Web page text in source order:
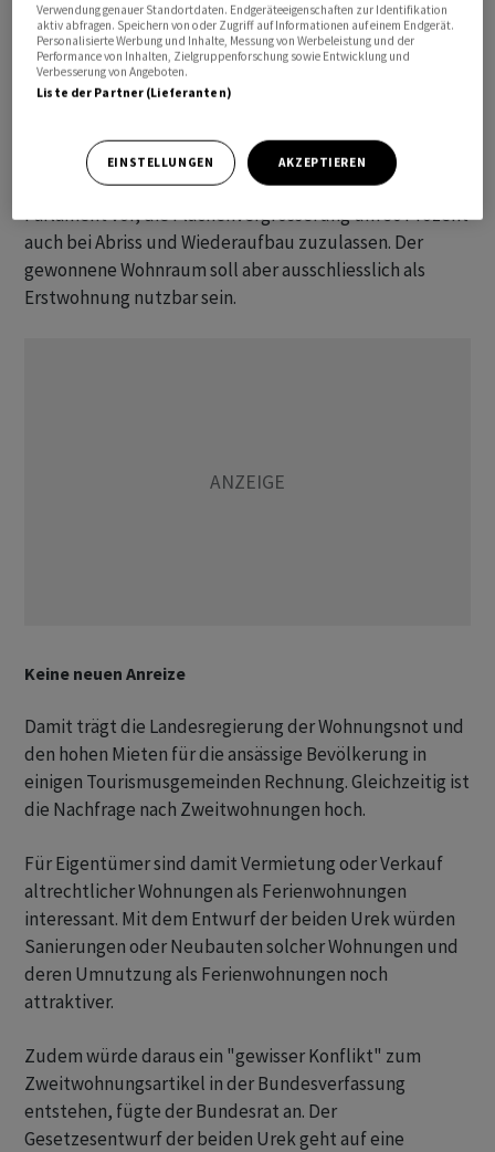
Wiederaufbau ist die Vergrösserung allerdings
verboten.
Der Bundesrat will diese Ungleichbehandlung zwischen
Unterschied zwischen Abriss und Umbau schwer
auszumachen, räumt er ein. Darum schlägt er dem
Parlament vor, die Flächenvergrösserung um 30 Prozent
auch bei Abriss und Wiederaufbau zuzulassen. Der
gewonnene Wohnraum soll aber ausschliesslich als
Erstwohnung nutzbar sein.
Keine neuen Anreize
Damit trägt die Landesregierung der Wohnungsnot und
den hohen Mieten für die ansässige Bevölkerung in
einigen Tourismusgemeinden Rechnung. Gleichzeitig ist
die Nachfrage nach Zweitwohnungen hoch.
Für Eigentümer sind damit Vermietung oder Verkauf
altrechtlicher Wohnungen als Ferienwohnungen
interessant. Mit dem Entwurf der beiden Urek würden
Sanierungen oder Neubauten solcher Wohnungen und
deren Umnutzung als Ferienwohnungen noch
attraktiver.
Zudem würde daraus ein "gewisser Konflikt" zum
Zweitwohnungsartikel in der Bundesverfassung
entstehen, fügte der Bundesrat an. Der
Gesetzesentwurf der beiden Urek geht auf eine
Verwendung genauer Standortdaten. Endgeräteeigenschaften zur Identifikation
aktiv abfragen. Speichern von oder Zugriff auf Informationen auf einem Endgerät.
Personalisierte Werbung und Inhalte, Messung von Werbeleistung und der
Performance von Inhalten, Zielgruppenforschung sowie Entwicklung und
Verbesserung von Angeboten.
Liste der Partner (Lieferanten)
EINSTELLUNGEN AKZEPTIEREN